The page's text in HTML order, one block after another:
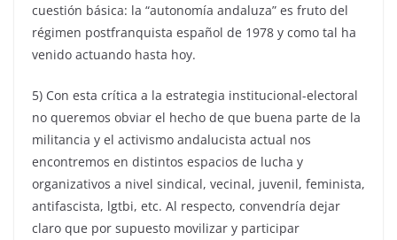
cuestión básica: la “autonomía andaluza” es fruto del
régimen postfranquista español de 1978 y como tal ha
venido actuando hasta hoy.
5) Con esta crítica a la estrategia institucional-electoral
no queremos obviar el hecho de que buena parte de la
militancia y el activismo andalucista actual nos
encontremos en distintos espacios de lucha y
organizativos a nivel sindical, vecinal, juvenil, feminista,
antifascista, lgtbi, etc. Al respecto, convendría dejar
claro que por supuesto movilizar y participar